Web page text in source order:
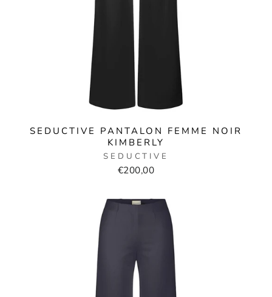
SEDUCTIVE PANTALON FEMME NOIR
KIMBERLY
SEDUCTIVE
€200,00